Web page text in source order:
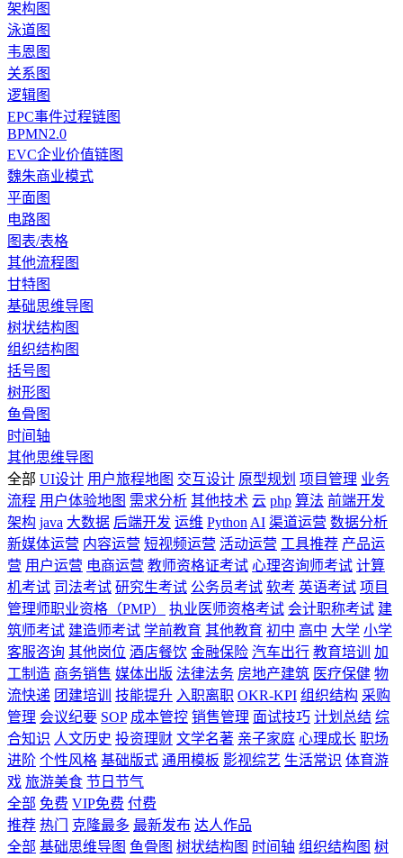
架构图
泳道图
韦恩图
关系图
逻辑图
EPC事件过程链图
BPMN2.0
EVC企业价值链图
魏朱商业模式
平面图
电路图
图表/表格
其他流程图
甘特图
基础思维导图
树状结构图
组织结构图
括号图
树形图
鱼骨图
时间轴
其他思维导图
全部 UI设计 用户旅程地图 交互设计 原型规划 项目管理 业务
流程 用户体验地图 需求分析 其他技术 云 php 算法 前端开发
架构 java 大数据 后端开发 运维 Python AI 渠道运营 数据分析
新媒体运营 内容运营 短视频运营 活动运营 工具推荐 产品运
营 用户运营 电商运营 教师资格证考试 心理咨询师考试 计算
机考试 司法考试 研究生考试 公务员考试 软考 英语考试 项目
管理师职业资格（PMP）
执业医师资格考试 会计职称考试 建
筑师考试 建造师考试 学前教育 其他教育 初中 高中 大学 小学
客服咨询 其他岗位 酒店餐饮 金融保险 汽车出行 教育培训
加
工制造 商务销售 媒体出版 法律法务 房地产建筑 医疗保健 物
流快递 团建培训 技能提升 入职离职 OKR-KPI 组织结构 采购
管理 会议纪要 SOP 成本管控 销售管理 面试技巧 计划总结 综
合知识 人文历史 投资理财 文学名著 亲子家庭 心理成长 职场
进阶 个性风格 基础版式 通用模板 影视综艺 生活常识 体育游
戏 旅游美食 节日节气
全部 免费 VIP免费 付费
推荐 热门 克隆最多 最新发布 达人作品
全部 基础思维导图 鱼骨图 树状结构图 时间轴 组织结构图 树